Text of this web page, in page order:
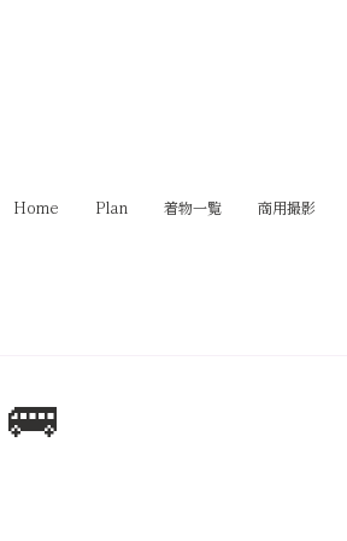
Home Plan 着物一覧 商用撮影
🚌